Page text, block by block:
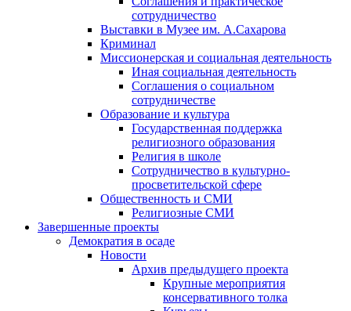
сотрудничество
Выставки в Музее им. А.Сахарова
Криминал
Миссионерская и социальная деятельность
Иная социальная деятельность
Соглашения о социальном
сотрудничестве
Образование и культура
Государственная поддержка
религиозного образования
Религия в школе
Сотрудничество в культурно-
просветительской сфере
Общественность и СМИ
Религиозные СМИ
Завершенные проекты
Демократия в осаде
Новости
Архив предыдущего проекта
Крупные мероприятия
консервативного толка